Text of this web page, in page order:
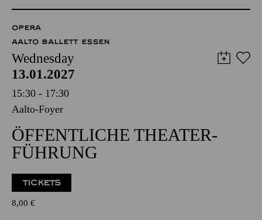
OPERA
AALTO BALLETT ESSEN
Wednesday
13.01.2027
15:30 - 17:30
Aalto-Foyer
ÖFFENTLICHE THEATER­
FÜHRUNG
TICKETS
8,00 €